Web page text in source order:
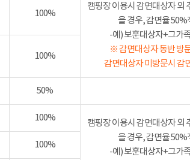
100%
캠핑장 이용시 감면대상자 외
을 경우, 감면율 50%
-예) 보훈대상자+그가
※ 감면대상자 동반 방
감면대상자 미방문시 감
100%
50%
100%
캠핑장 이용시 감면대상자 외
을 경우, 감면율 50%
-예) 보훈대상자+그가
100%